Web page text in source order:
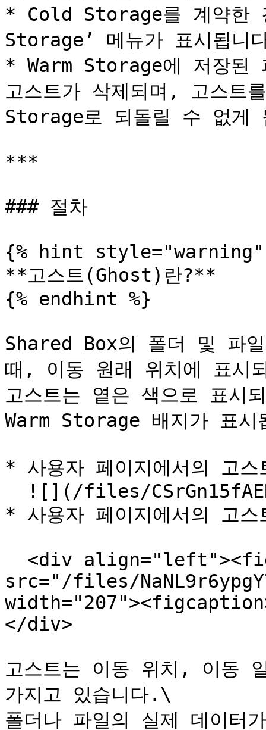
* Cold Storage를 계약한
Storage’ 메뉴가 표시됩니
* Warm Storage에 저장된
고스트가 삭제되며, 고스트
Storage로 되돌릴 수 없게
***
### 절차
{% hint style="warning"
**고스트(Ghost)란?**
{% endhint %}
Shared Box의 폴더 및 파
때, 이동 원래 위치에 표시
고스트는 옅은 색으로 표시
Warm Storage 배지가 표시
* 사용자 페이지에서의 고
* 사용자 페이지에서의 고
src="/files/
</div>
고스트는 이동 위치, 이동
가지고 있습니다.\
폴더나 파일의 실제 데이터